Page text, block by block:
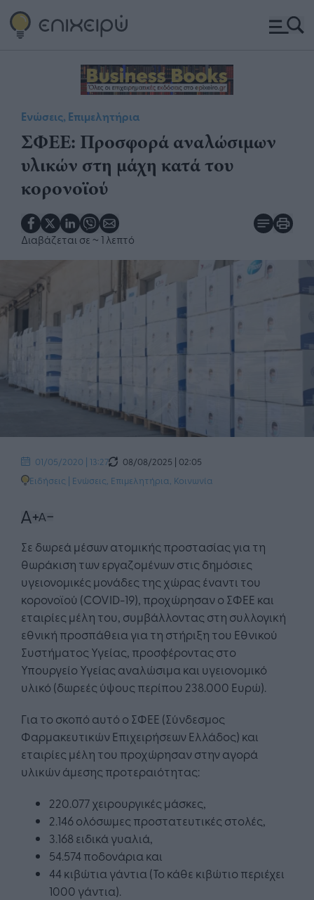
Ενώσεις, Επιμελητήρια
ΣΦΕΕ: Προσφορά αναλώσιμων
υλικών στη μάχη κατά του
κορονοϊού
Διαβάζεται σε ~ 1 λεπτό
01/05/2020 | 13:27
08/08/2025 | 02:05
Ειδήσεις | Ενώσεις, Επιμελητήρια Κοινωνία
Σε δωρεά μέσων ατομικής προστασίας για τη
θωράκιση των εργαζομένων στις δημόσιες
υγειονομικές μονάδες της χώρας έναντι του
κορονοϊού (COVID-19), προχώρησαν ο ΣΦΕΕ και
εταιρίες μέλη του, συμβάλλοντας στη συλλογική
εθνική προσπάθεια για τη στήριξη του Εθνικού
Συστήματος Υγείας, προσφέροντας στο
Υπουργείο Υγείας αναλώσιμα και υγειονομικό
υλικό (δωρεές ύψους περίπου 238.000 Ευρώ).
Για το σκοπό αυτό ο ΣΦΕΕ (Σύνδεσμος
Φαρμακευτικών Επιχειρήσεων Ελλάδος) και
εταιρίες μέλη του προχώρησαν στην αγορά
υλικών άμεσης προτεραιότητας:
220.077 χειρουργικές μάσκες,
2.146 ολόσωμες προστατευτικές στολές,
3.168 ειδικά γυαλιά,
54.574 ποδονάρια και
44 κιβώτια γάντια (Το κάθε κιβώτιο περιέχει
1000 γάντια).